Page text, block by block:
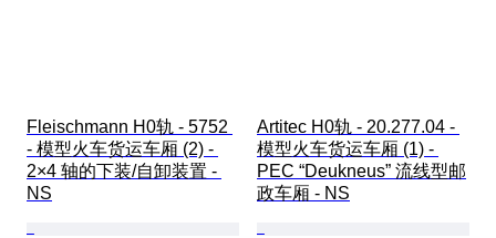
Fleischmann H0轨 - 5752
- 模型火车货运车厢 (2) -
2×4 轴的下装/自卸装置 -
NS
Artitec H0轨 - 20.277.04 -
模型火车货运车厢 (1) -
PEC “Deukneus” 流线型邮
政车厢 - NS